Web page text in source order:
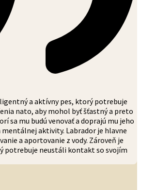
a aktívny pes, ktorý potrebuje
nato, aby mohol byť šťastný a preto
sa mu budú venovať a doprajú mu jeho
mentálnej aktivity. Labrador je hlavne
a aportovanie z vody. Zároveň je
potrebuje neustáli kontakt so svojím